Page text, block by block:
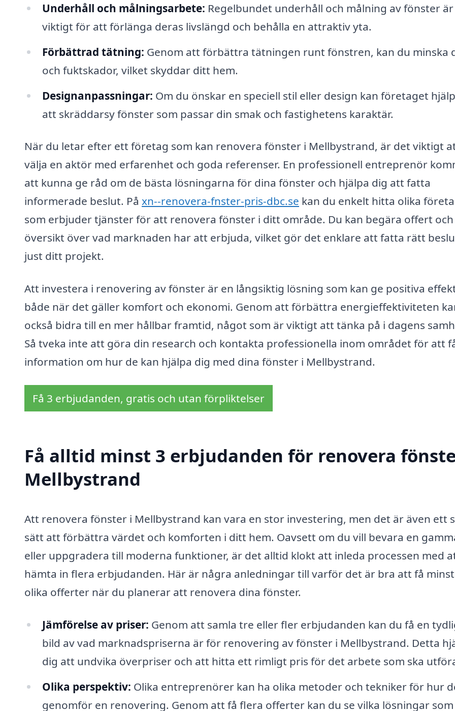
Underhåll och målningsarbete: Regelbundet underhåll och målning av fönster är
viktigt för att förlänga deras livslängd och behålla en attraktiv yta.
Förbättrad tätning: Genom att förbättra tätningen runt fönstren, kan du minska
och fuktskador, vilket skyddar ditt hem.
Designanpassningar: Om du önskar en speciell stil eller design kan företaget
att skräddarsy fönster som passar din smak och fastighetens karaktär.
När du letar efter ett företag som kan renovera fönster i Mellbystrand, är det viktigt
välja en aktör med erfarenhet och goda referenser. En professionell entreprenör
att kunna ge råd om de bästa lösningarna för dina fönster och hjälpa dig att fatta
informerade beslut. På xn--renovera-fnster-pris-dbc.se kan du enkelt hitta olika
som erbjuder tjänster för att renovera fönster i ditt område. Du kan begära offert
översikt över vad marknaden har att erbjuda, vilket gör det enklare att fatta rätt
just ditt projekt.
Att investera i renovering av fönster är en långsiktig lösning som kan ge positiva
både när det gäller komfort och ekonomi. Genom att förbättra energieffektiviteten
också bidra till en mer hållbar framtid, något som är viktigt att tänka på i dagens
Så tveka inte att göra din research och kontakta professionella inom området för att
information om hur de kan hjälpa dig med dina fönster i Mellbystrand.
Få 3 erbjudanden, gratis och utan förpliktelser
Få alltid minst 3 erbjudanden för renovera
Mellbystrand
Att renovera fönster i Mellbystrand kan vara en stor investering, men det är även ett
sätt att förbättra värdet och komforten i ditt hem. Oavsett om du vill bevara en
eller uppgradera till moderna funktioner, är det alltid klokt att inleda processen med
hämta in flera erbjudanden. Här är några anledningar till varför det är bra att få
olika offerter när du planerar att renovera dina fönster.
Jämförelse av priser: Genom att samla tre eller fler erbjudanden kan du få en
bild av vad marknadspriserna är för renovering av fönster i Mellbystrand. Detta
dig att undvika överpriser och att hitta ett rimligt pris för det arbete som ska
Olika perspektiv: Olika entreprenörer kan ha olika metoder och tekniker för hur
genomför en renovering. Genom att få flera offerter kan du se vilka lösningar som